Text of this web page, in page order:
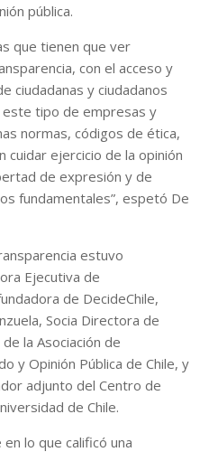
pública.
que tienen que ver
con el acceso y
ciudadanas y ciudadanos
tipo de empresas y
normas, códigos de ética,
cuidar ejercicio de la opinión
de expresión y de
fundamentales”, espetó De
estuvo
Ejecutiva de
de DecideChile,
Socia Directora de
la Asociación de
y Opinión Pública de Chile, y
adjunto del Centro de
de Chile.
lo que calificó una